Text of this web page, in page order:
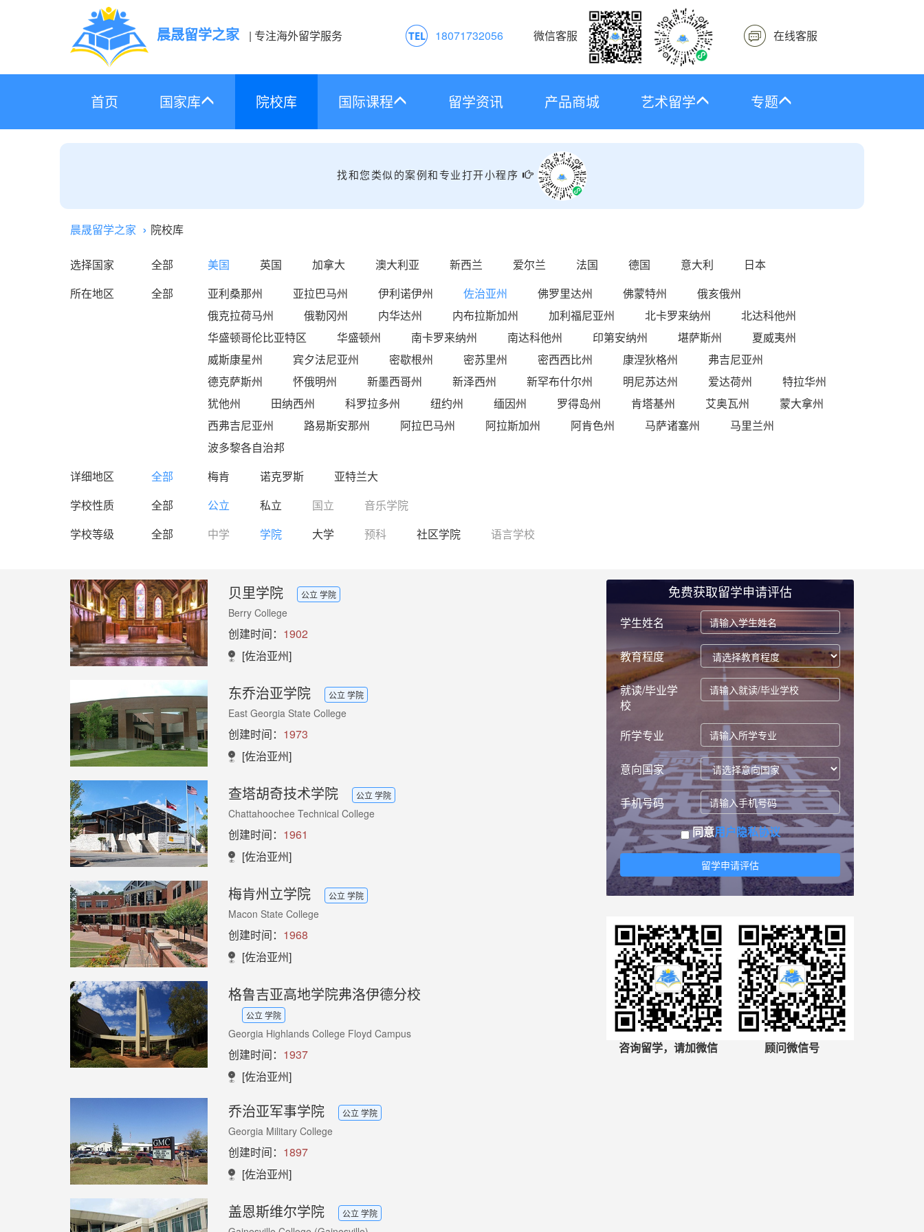
晨晟留学之家 | 专注海外留学服务 18071732056 微信客服 在线客服
首页 国家库 院校库 国际课程 留学资讯 产品商城 艺术留学 专题
找和您类似的案例和专业打开小程序
晨晟留学之家 院校库
选择国家 全部 美国 英国 加拿大 澳大利亚 新西兰 爱尔兰 法国 德国 意大利
日本
所在地区
全部 亚利桑那州 亚拉巴马州 伊利诺伊州 佐治亚州 佛罗里达州 佛蒙特州
俄亥俄州
俄克拉荷马州
俄勒冈州 内华达州 内布拉斯加州 加利福尼亚州 北卡罗来纳州
北达科他州
华盛顿哥伦比亚特区
华盛顿州 南卡罗来纳州 南达科他州 印第安纳州 堪萨斯州
夏威夷州
威斯康星州
宾夕法尼亚州 密歇根州 密苏里州 密西西比州 康涅狄格州
弗吉尼亚州
德克萨斯州
怀俄明州 新墨西哥州 新泽西州 新罕布什尔州 明尼苏达州 爱达荷州
特拉华州
犹他州
田纳西州 科罗拉多州 纽约州 缅因州 罗得岛州 肯塔基州 艾奥瓦州
蒙大拿州
西弗吉尼亚州
路易斯安那州 阿拉巴马州 阿拉斯加州 阿肯色州 马萨诸塞州
马里兰州
波多黎各自治邦
详细地区
全部 梅肯 诺克罗斯
亚特兰大
学校性质
全部 公立 私立 国立
音乐学院
学校等级
全部 中学 学院 大学 预科 社区学院 语言学校
贝里学院 公立 学院
Berry College
创建时间： 1902
[佐治亚州]
东乔治亚学院 公立 学院
East Georgia State College
创建时间： 1973
[佐治亚州]
查塔胡奇技术学院 公立 学院
Chattahoochee Technical College
创建时间： 1961
[佐治亚州]
梅肯州立学院 公立 学院
Macon State College
创建时间： 1968
[佐治亚州]
格鲁吉亚高地学院弗洛伊德分校
公立 学院
Georgia Highlands College Floyd Campus
创建时间： 1937
[佐治亚州]
乔治亚军事学院 公立 学院
Georgia Military College
创建时间： 1897
[佐治亚州]
盖恩斯维尔学院 公立 学院
免费获取留学申请评估
学生姓名
教育程度
就读/毕业学
校
所学专业
意向国家
手机号码
同意用户隐私协议
留学申请评估
咨询留学，请加微信 顾问微信号